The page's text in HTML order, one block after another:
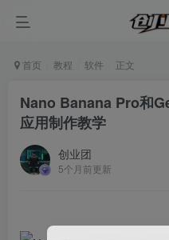
首页 教程 软件 正文
Nano Banana Pro和
应用制作教学
创业团
5个月前更新